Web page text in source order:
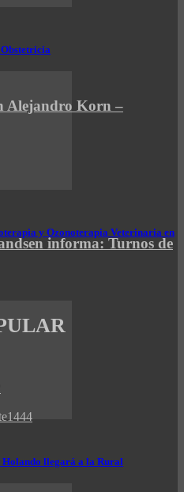
y Ozonoterapia Veterinaria en
llegará a la Rural
Alejandro Korn –
informa: Turnos de
1444